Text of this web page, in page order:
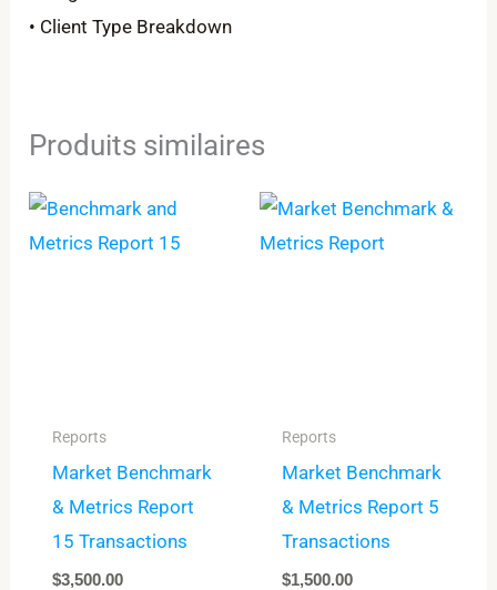
• Client Type Breakdown
Produits similaires
Reports
Market Benchmark
& Metrics Report
15 Transactions
$3,500.00
Reports
Market Benchmark
& Metrics Report 5
Transactions
$1,500.00